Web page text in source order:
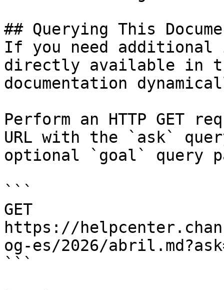
## Querying This
If you need
directly available in
documentation
Perform an HTTP GET
URL with the `ask`
optional `goal` query
```
GET
https://
og-es/2026/
```